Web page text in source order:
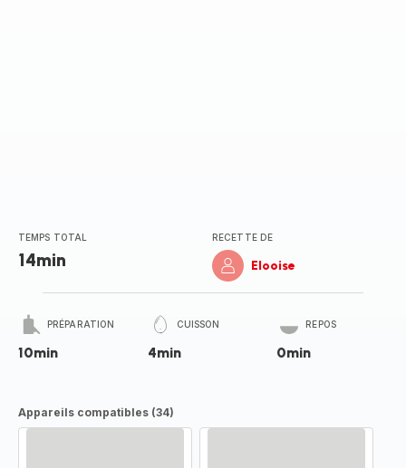
TEMPS TOTAL
14min
RECETTE DE
Elooise
PRÉPARATION
10min
CUISSON
4min
REPOS
0min
Appareils compatibles (34)